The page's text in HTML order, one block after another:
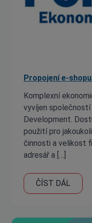
Propojení e-
Komplexní
vyvíjen společností
Development.
použití pro
činnosti a velikost
adresář a […]
ČÍST DÁL